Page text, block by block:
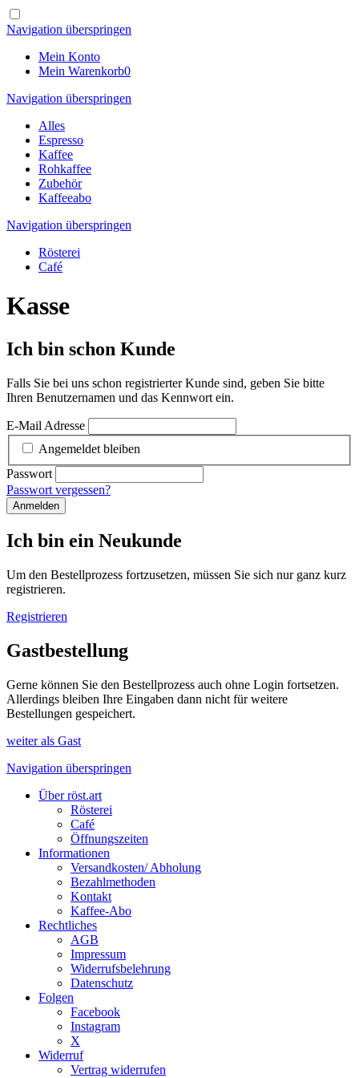
Navigation überspringen
Mein Konto
Mein Warenkorb0
Navigation überspringen
Alles
Espresso
Kaffee
Rohkaffee
Zubehör
Kaffeeabo
Navigation überspringen
Rösterei
Café
Kasse
Ich bin schon Kunde
Falls Sie bei uns schon registrierter Kunde sind, geben Sie bitte
Ihren Benutzernamen und das Kennwort ein.
E-Mail Adresse
Angemeldet bleiben
Passwort
Passwort vergessen?
Anmelden
Ich bin ein Neukunde
Um den Bestellprozess fortzusetzen, müssen Sie sich nur ganz kurz
registrieren.
Registrieren
Gastbestellung
Gerne können Sie den Bestellprozess auch ohne Login fortsetzen.
Allerdings bleiben Ihre Eingaben dann nicht für weitere
Bestellungen gespeichert.
weiter als Gast
Navigation überspringen
Über röst.art
Rösterei
Café
Öffnungszeiten
Informationen
Versandkosten/ Abholung
Bezahlmethoden
Kontakt
Kaffee-Abo
Rechtliches
AGB
Impressum
Widerrufsbelehrung
Datenschutz
Folgen
Facebook
Instagram
X
Widerruf
Vertrag widerrufen